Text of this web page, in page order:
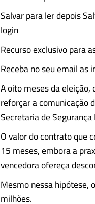
Salvar para ler depois
login
Recurso exclusivo para
Receba no seu email as
A oito meses da
reforçar a comunicação
Secretaria de Segurança
O valor do contrato que
15 meses, embora a
vencedora ofereça
Mesmo nessa hipótese,
milhões.